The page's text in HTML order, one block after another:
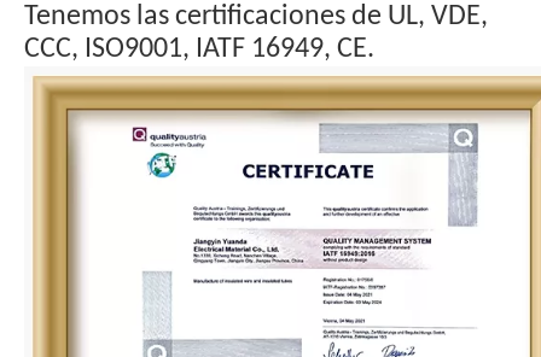
Tenemos las certificaciones de UL, VDE,
CCC, ISO9001, IATF 16949, CE.